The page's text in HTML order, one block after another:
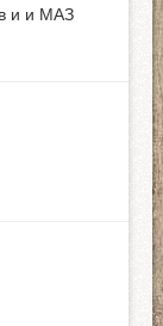
и и МАЗ